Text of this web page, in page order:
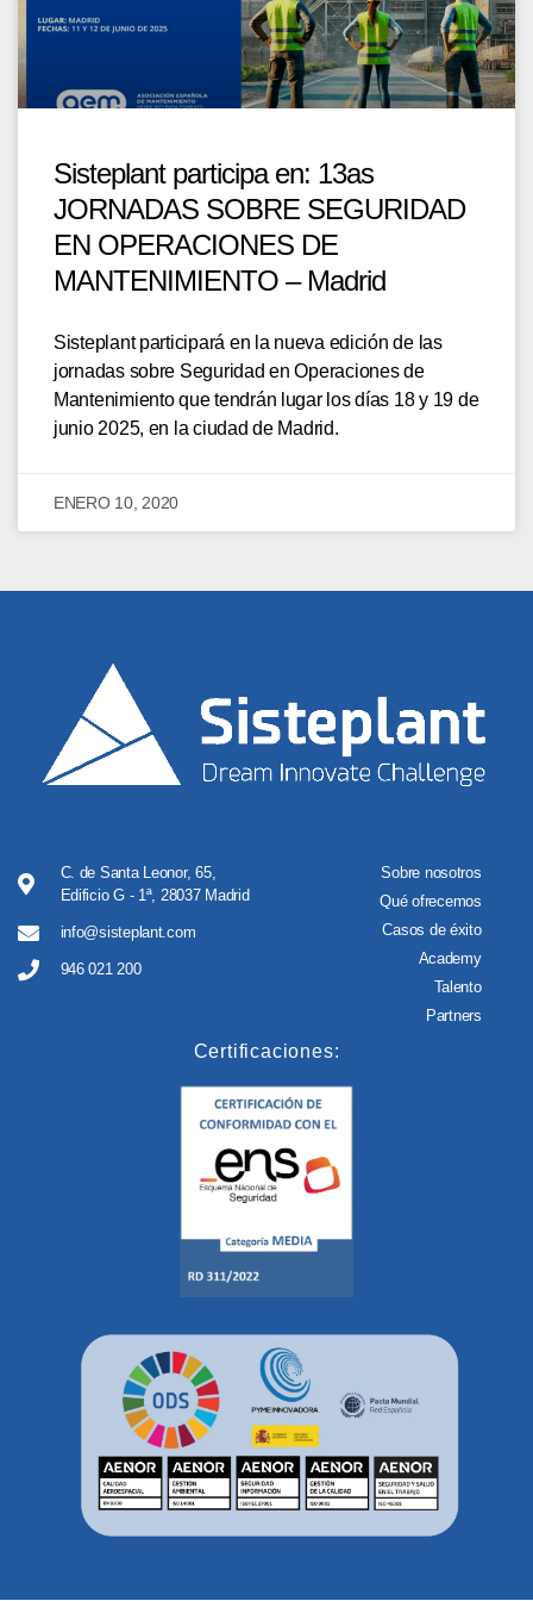
Sisteplant participa en: 13as
JORNADAS SOBRE SEGURIDAD
EN OPERACIONES DE
MANTENIMIENTO – Madrid
Sisteplant participará en la nueva edición de las
jornadas sobre Seguridad en Operaciones de
Mantenimiento que tendrán lugar los días 18 y 19 de
junio 2025, en la ciudad de Madrid.
ENERO 10, 2020
C. de Santa Leonor, 65,
Edificio G - 1ª, 28037 Madrid
info@sisteplant.com
946 021 200
Sobre nosotros
Qué ofrecemos
Casos de éxito
Academy
Talento
Partners
Certificaciones: